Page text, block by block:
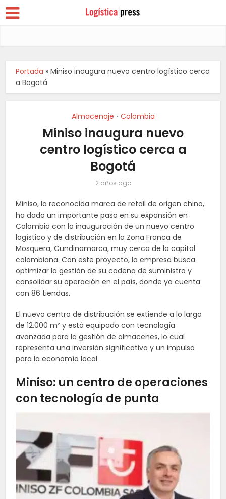
Portada »Miniso inaugura nuevo centro logístico cerca
a Bogotá
Almacenaje • Colombia
Miniso inaugura nuevo
centro logístico cerca a
Bogotá
2 años ago
Miniso, la reconocida marca de retail de origen chino,
ha dado un importante paso en su expansión en
Colombia con la inauguración de un nuevo centro
logístico y de distribución en la Zona Franca de
Mosquera, Cundinamarca, muy cerca de la capital
colombiana. Con este proyecto, la empresa busca
optimizar la gestión de su cadena de suministro y
consolidar su operación en el país, donde ya cuenta
con 86 tiendas.
El nuevo centro de distribución se extiende a lo largo
de 12.000 m² y está equipado con tecnología
avanzada para la gestión de almacenes, lo cual
representa una inversión significativa y un impulso
para la economía local.
Miniso: un centro de operaciones
con tecnología de punta